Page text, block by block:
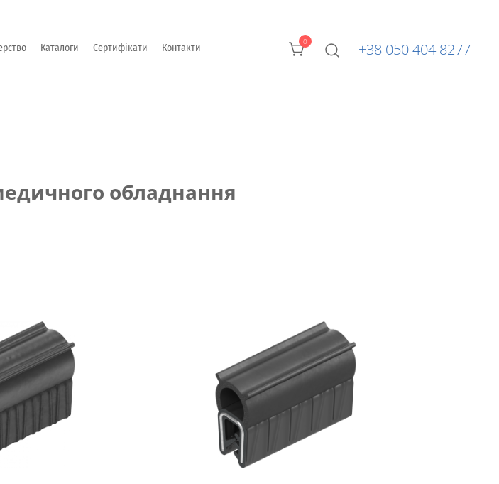
Каталоги Сертифікати Контакти
0 +38 050 404 8277
обладнання